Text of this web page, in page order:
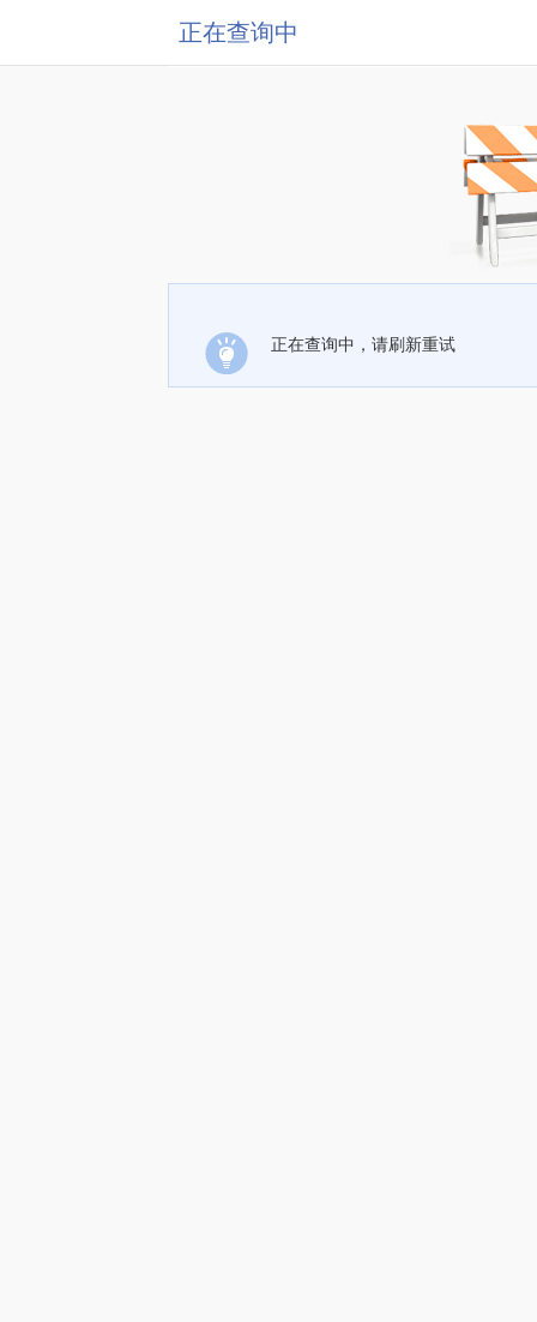
正在查询中
正在查询中，请刷新重试